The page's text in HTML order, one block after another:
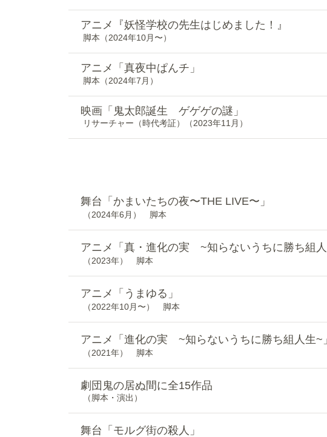
アニメ『妖怪学校の先生はじめました！』
脚本（2024年10月〜）
アニメ「真夜中ぱんチ」
脚本 （2024年7月）
映画「鬼太郎誕生 ゲゲゲの謎」
リサーチャー（時代考証）（2023年11月）
舞台「かまいたちの夜〜THE LIVE〜」
（2024年6月） 脚本
アニメ「真・進化の実 ~知らないうちに勝ち組人
（2023年） 脚本
アニメ「うまゆる」
（2022年10月〜） 脚本
アニメ「進化の実 ~知らないうちに勝ち組人生~」
（2021年） 脚本
劇団鬼の居ぬ間に全15作品
（脚本・演出）
舞台「モルグ街の殺人」